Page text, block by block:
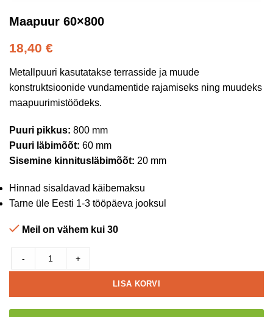
Maapuur 60×800
18,40 €
Metallpuuri kasutatakse terrasside ja muude
konstruktsioonide vundamentide rajamiseks ning muudeks
maapuurimistöödeks.
Puuri pikkus: 800 mm
Puuri läbimõõt: 60 mm
Sisemine kinnitusläbimõõt: 20 mm
Hinnad sisaldavad käibemaksu
Tarne üle Eesti 1-3 tööpäeva jooksul
Meil on vähem kui 30
- +
LISA KORVI